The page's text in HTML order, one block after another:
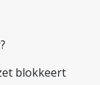
blokkeert